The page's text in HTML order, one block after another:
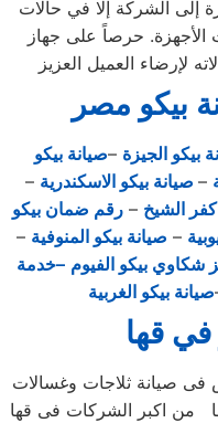
إلى الشركة إلا في حالات
حرصاً على جهاز
بيكو مصر
بيكو الجيزة –صيانة بيكو
– صيانة بيكو الاسكندرية –
الشيخ –رقم ضمان بيكو
– صيانة بيكو المنوفية –
شكاوي بيكو الفيوم –خدمة
صيانة بيكو الغربية
في قها
فى صيانة ثلاجات وغسالات
من اكبر الشركات فى قها